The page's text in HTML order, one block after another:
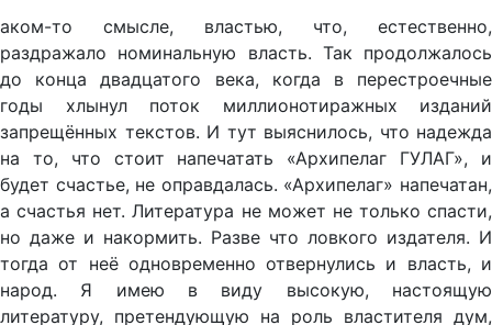
аком-то смысле, властью, что, естественно,
раздражало номинальную власть. Так продолжалось
до конца двадцатого века, когда в перестроечные
годы хлынул поток миллионотиражных изданий
запрещённых текстов. И тут выяснилось, что надежда
на то, что стоит напечатать «Архипелаг ГУЛАГ», и
будет счастье, не оправдалась. «Архипелаг» напечатан,
а счастья нет. Литература не может не только спасти,
но даже и накормить. Разве что ловкого издателя. И
тогда от неё одновременно отвернулись и власть, и
народ. Я имею в виду высокую, настоящую
литературу, претендующую на роль властителя дум,